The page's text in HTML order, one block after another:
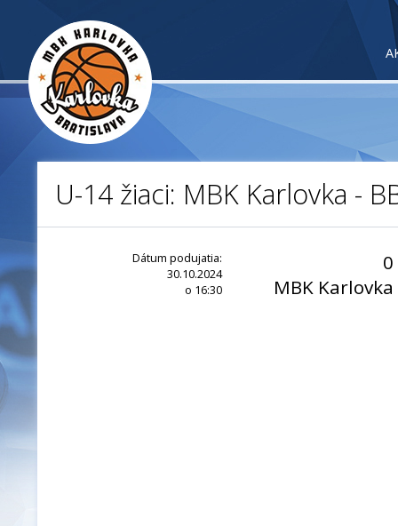
U-14 žiaci: MBK Karlovka -
Dátum podujatia:
30.10.2024
o 16:30
0
MBK Karlovka